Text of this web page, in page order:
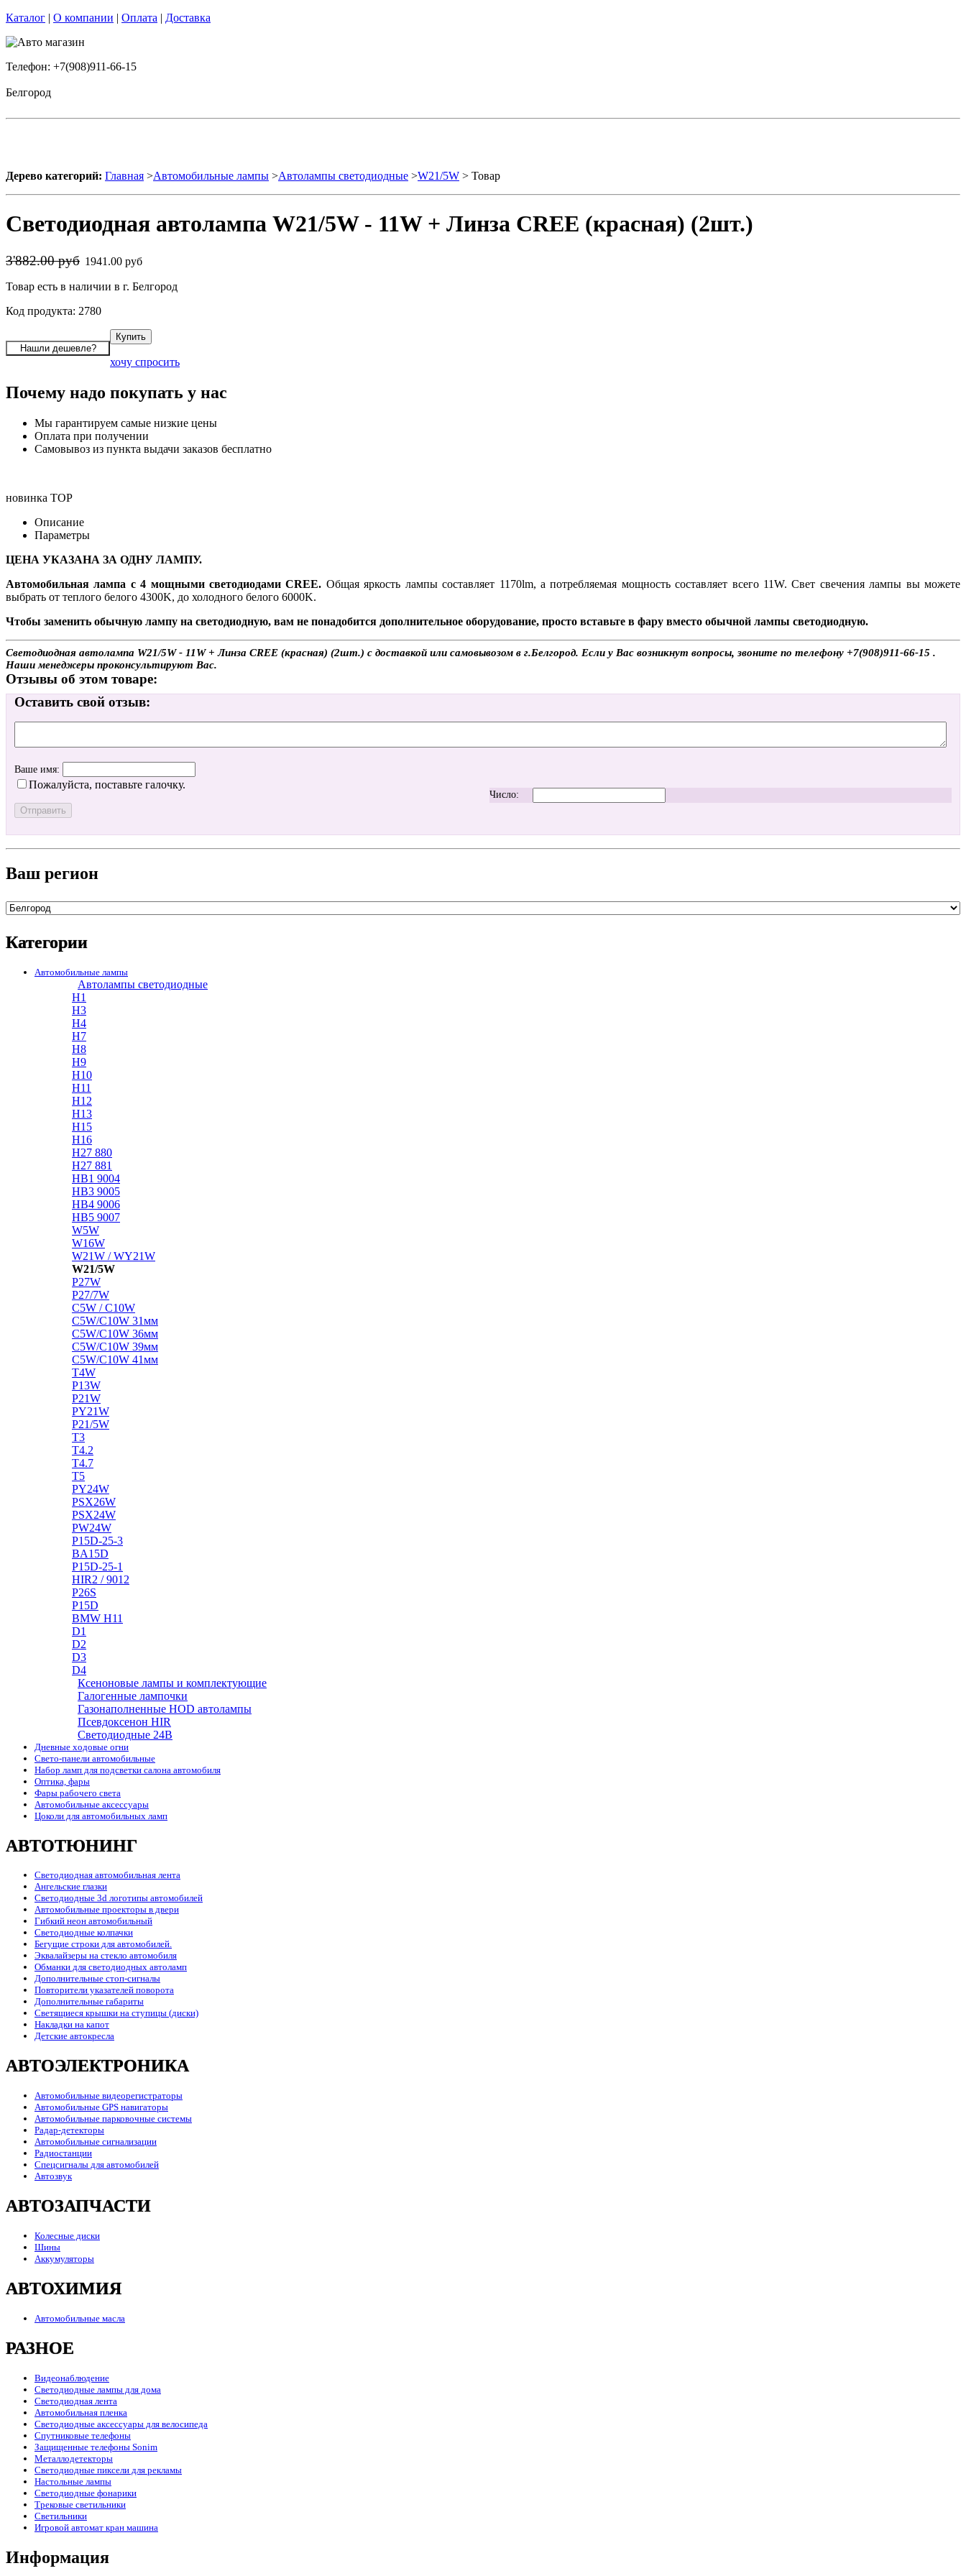
Каталог | О компании | Оплата | Доставка
Телефон: +7(908)911-66-15
Белгород
Дерево категорий: Главная >Автомобильные лампы >Автолампы светодиодные >W21/5W > Товар
Светодиодная автолампа W21/5W - 11W + Линза CREE (красная) (2шт.)
3'882.00 руб 1941.00 руб
Товар есть в наличии в г. Белгород
Код продукта: 2780
хочу спросить
Почему надо покупать у нас
Мы гарантируем самые низкие цены
Оплата при получении
Самовывоз из пункта выдачи заказов бесплатно
новинка TOP
Описание
Параметры
ЦЕНА УКАЗАНА ЗА ОДНУ ЛАМПУ.
Автомобильная лампа с 4 мощными светодиодами СREE. Общая яркость лампы составляет 1170lm, а потребляемая мощность составляет всего 11W. Свет свечения лампы вы можете
выбрать от теплого белого 4300K, до холодного белого 6000K.
Чтобы заменить обычную лампу на светодиодную, вам не понадобится дополнительное оборудование, просто вставьте в фару вместо обычной лампы светодиодную.
Светодиодная автолампа W21/5W - 11W + Линза CREE (красная) (2шт.) с доставкой или самовывозом в г.Белгород. Если у Вас возникнут вопросы, звоните по телефону +7(908)911-66-15 .
Наши менеджеры проконсультируют Вас.
Отзывы об этом товаре:
Оставить свой отзыв:
Ваше имя:
Пожалуйста, поставьте галочку.
Число:
Ваш регион
Категории
Автомобильные лампы
Автолампы светодиодные
H1
H3
H4
H7
H8
H9
H10
H11
H12
H13
H15
H16
H27 880
H27 881
HB1 9004
HB3 9005
HB4 9006
HB5 9007
W5W
W16W
W21W / WY21W
W21/5W
P27W
P27/7W
C5W / C10W
C5W/C10W 31мм
C5W/C10W 36мм
C5W/C10W 39мм
C5W/C10W 41мм
T4W
P13W
P21W
PY21W
P21/5W
T3
T4.2
T4.7
T5
PY24W
PSX26W
PSX24W
PW24W
P15D-25-3
BA15D
P15D-25-1
HIR2 / 9012
P26S
P15D
BMW H11
D1
D2
D3
D4
Ксеноновые лампы и комплектующие
Галогенные лампочки
Газонаполненные HOD автолампы
Псевдоксенон HIR
Cветодиодные 24B
Дневные ходовые огни
Свето-панели автомобильные
Набор ламп для подсветки салона автомобиля
Оптика, фары
Фары рабочего света
Автомобильные аксессуары
Цоколи для автомобильных ламп
АВТОТЮНИНГ
Светодиодная автомобильная лента
Ангельские глазки
Светодиодные 3d логотипы автомобилей
Автомобильные проекторы в двери
Гибкий неон автомобильный
Светодиодные колпачки
Бегущие строки для автомобилей.
Эквалайзеры на стекло автомобиля
Обманки для светодиодных автоламп
Дополнительные стоп-сигналы
Повторители указателей поворота
Дополнительные габариты
Светящиеся крышки на ступицы (диски)
Накладки на капот
Детские автокресла
АВТОЭЛЕКТРОНИКА
Автомобильные видеорегистраторы
Автомобильные GPS навигаторы
Автомобильные парковочные системы
Радар-детекторы
Автомобильные сигнализации
Радиостанции
Спецсигналы для автомобилей
Автозвук
АВТОЗАПЧАСТИ
Колесные диски
Шины
Аккумуляторы
АВТОХИМИЯ
Автомобильные масла
РАЗНОЕ
Видеонаблюдение
Светодиодные лампы для дома
Светодиодная лента
Автомобильная пленка
Светодиодные аксессуары для велосипеда
Спутниковые телефоны
Защищенные телефоны Sonim
Металлодетекторы
Светодиодные пиксели для рекламы
Настольные лампы
Светодиодные фонарики
Трековые светильники
Светильники
Игровой автомат кран машина
Информация